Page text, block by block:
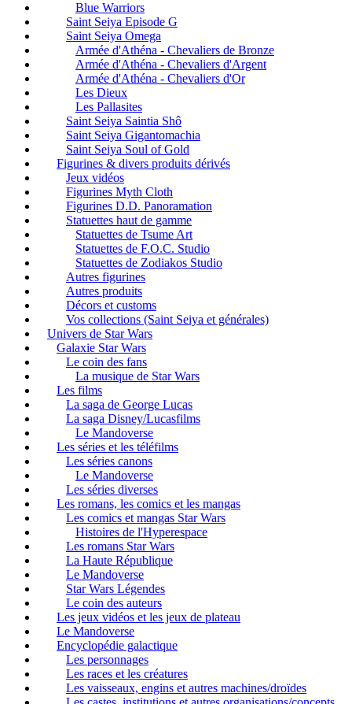
Blue Warriors
Saint Seiya Episode G
Saint Seiya Omega
Armée d'Athéna - Chevaliers de Bronze
Armée d'Athéna - Chevaliers d'Argent
Armée d'Athéna - Chevaliers d'Or
Les Dieux
Les Pallasites
Saint Seiya Saintia Shô
Saint Seiya Gigantomachia
Saint Seiya Soul of Gold
Figurines & divers produits dérivés
Jeux vidéos
Figurines Myth Cloth
Figurines D.D. Panoramation
Statuettes haut de gamme
Statuettes de Tsume Art
Statuettes de F.O.C. Studio
Statuettes de Zodiakos Studio
Autres figurines
Autres produits
Décors et customs
Vos collections (Saint Seiya et générales)
Univers de Star Wars
Galaxie Star Wars
Le coin des fans
La musique de Star Wars
Les films
La saga de George Lucas
La saga Disney/Lucasfilms
Le Mandoverse
Les séries et les téléfilms
Les séries canons
Le Mandoverse
Les séries diverses
Les romans, les comics et les mangas
Les comics et mangas Star Wars
Histoires de l'Hyperespace
Les romans Star Wars
La Haute République
Le Mandoverse
Star Wars Légendes
Le coin des auteurs
Les jeux vidéos et les jeux de plateau
Le Mandoverse
Encyclopédie galactique
Les personnages
Les races et les créatures
Les vaisseaux, engins et autres machines/droïdes